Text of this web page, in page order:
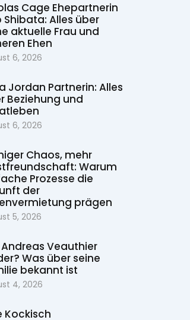
Cage Ehepartnerin
Shibata: Alles über
aktuelle Frau und
Ehen
6, 2026
Jordan Partnerin: Alles
Beziehung und
6, 2026
Chaos, mehr
Warum
Prozesse die
der
prägen
5, 2026
Veauthier
Was über seine
bekannt ist
4, 2026
Kockisch